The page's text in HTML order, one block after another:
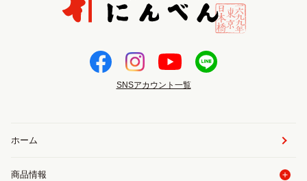
SNSアカウント一覧
ホーム
商品情報